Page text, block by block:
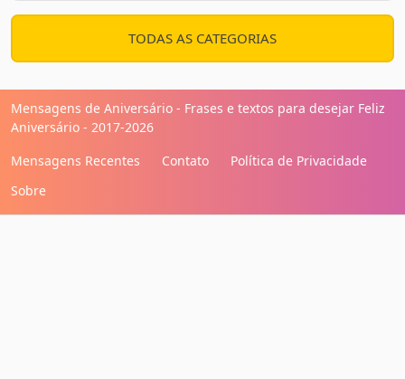
TODAS AS CATEGORIAS
Mensagens de Aniversário - Frases e textos para desejar Feliz
Aniversário - 2017-2026
Mensagens Recentes
Contato
Política de Privacidade
Sobre